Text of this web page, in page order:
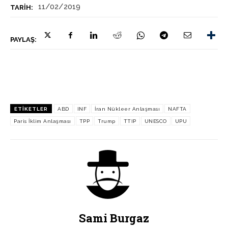
TARIH: 11/02/2019
PAYLAŞ:
ETIKETLER ABD INF İran Nükleer Anlaşması NAFTA
Paris İklim Anlaşması TPP Trump TTIP UNESCO UPU
Sami Burgaz